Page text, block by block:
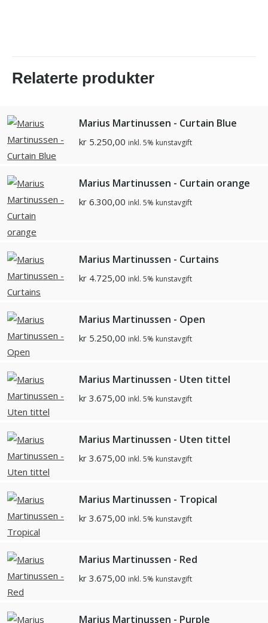
Relaterte produkter
Marius Martinussen - Curtain Blue
kr 5.250,00 inkl. 5% kunstavgift
Marius Martinussen - Curtain orange
kr 6.300,00 inkl. 5% kunstavgift
Marius Martinussen - Curtains
kr 4.725,00 inkl. 5% kunstavgift
Marius Martinussen - Open
kr 5.250,00 inkl. 5% kunstavgift
Marius Martinussen - Uten tittel
kr 3.675,00 inkl. 5% kunstavgift
Marius Martinussen - Uten tittel
kr 3.675,00 inkl. 5% kunstavgift
Marius Martinussen - Tropical
kr 3.675,00 inkl. 5% kunstavgift
Marius Martinussen - Red
kr 3.675,00 inkl. 5% kunstavgift
Marius Martinussen - Purple